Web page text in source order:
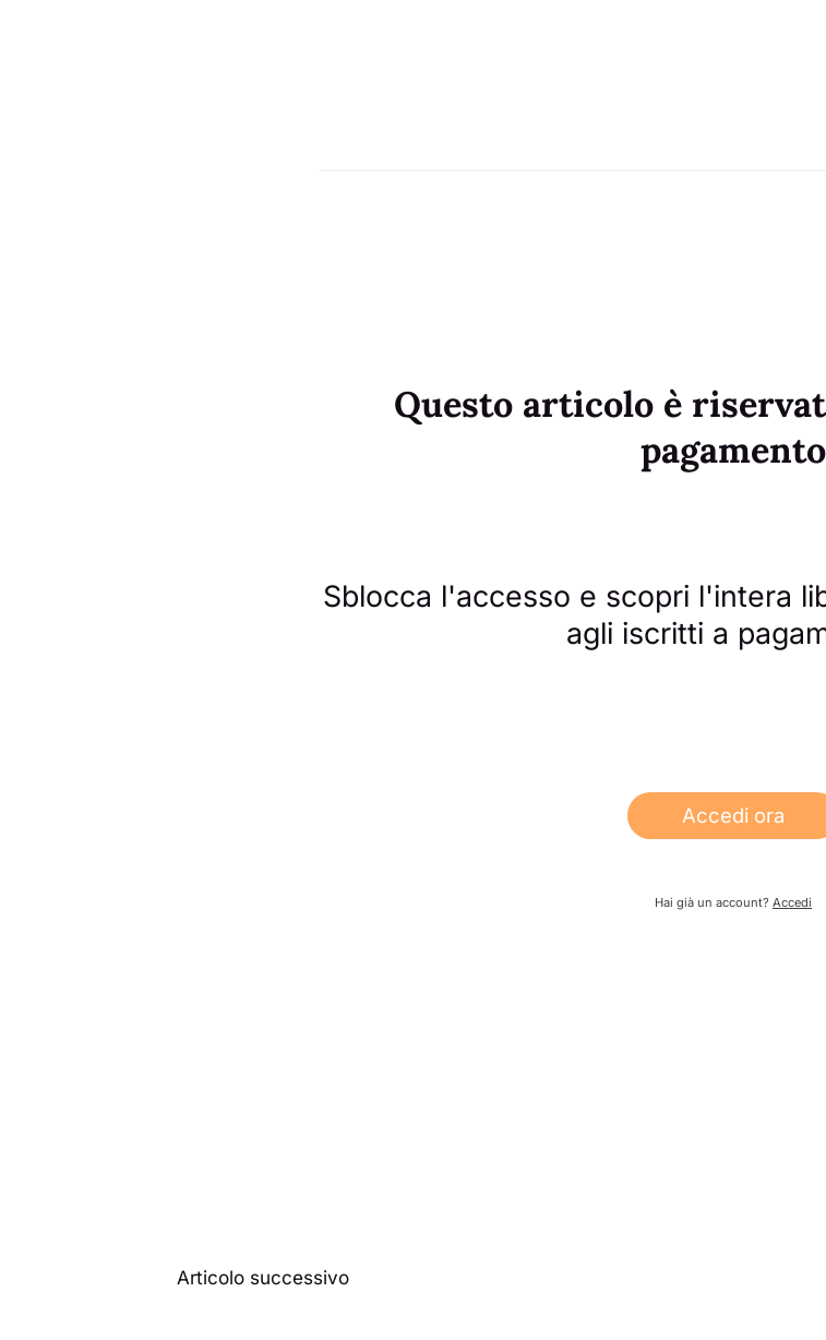
Questo articolo è
pagamento
Sblocca l'accesso e scopri l'intera
agli iscritti a
Accedi ora
Hai già un account? Accedi
Articolo successivo